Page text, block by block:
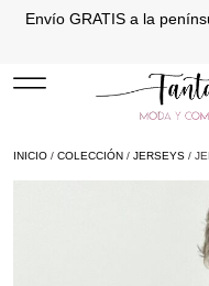
Envío GRATIS a la
INICIO / COLECCIÓN / JERSEYS /